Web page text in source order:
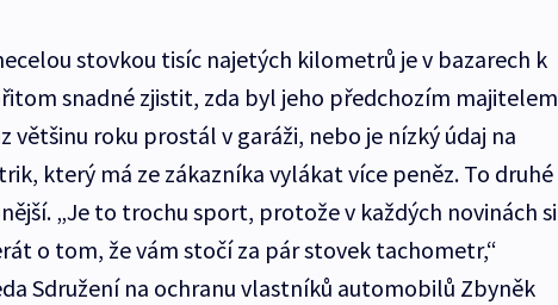
stovkou tisíc najetých kilometrů je v bazarech k
snadné zjistit, zda byl jeho předchozím majitelem
většinu roku prostál v garáži, nebo je nízký údaj na
který má ze zákazníka vylákat více peněz. To druhé
„Je to trochu sport, protože v každých novinách si
o tom, že vám stočí za pár stovek tachometr,“
Sdružení na ochranu vlastníků automobilů Zbyněk